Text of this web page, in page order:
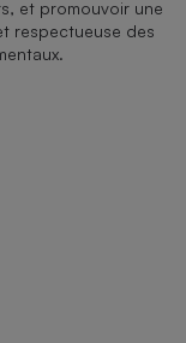
et promouvoir une
respectueuse des